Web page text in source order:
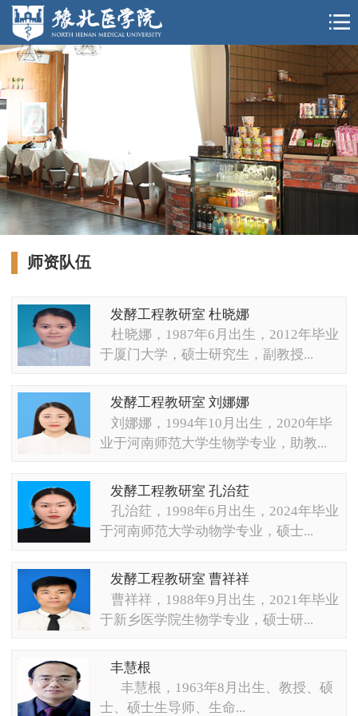
师资队伍
发酵工程教研室 杜晓娜
杜晓娜，1987年6月出生，2012年毕业
于厦门大学，硕士研究生，副教授...
发酵工程教研室 刘娜娜
刘娜娜，1994年10月出生，2020年毕
业于河南师范大学生物学专业，助教...
发酵工程教研室 孔治荭
孔治荭，1998年6月出生，2024年毕业
于河南师范大学动物学专业，硕士...
发酵工程教研室 曹祥祥
曹祥祥，1988年9月出生，2021年毕业
于新乡医学院生物学专业，硕士研...
丰慧根
丰慧根，1963年8月出生、教授、硕
士、硕士生导师、生命...